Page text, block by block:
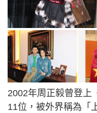
2002年周正毅曾登上
11位，被外界稱為「